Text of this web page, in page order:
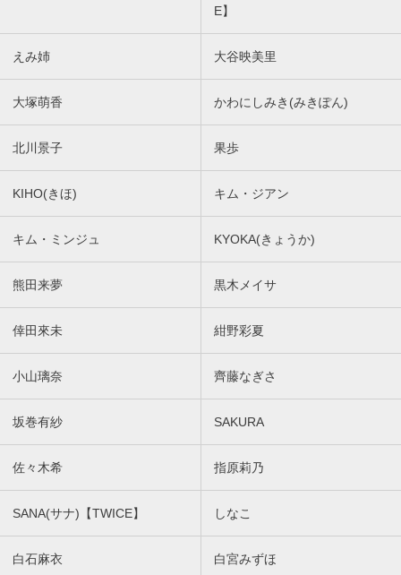
E】
えみ姉 大谷映美里
大塚萌香 かわにしみき(みきぽん)
北川景子 果歩
KIHO(きほ) キム・ジアン
キム・ミンジュ KYOKA(きょうか)
熊田来夢 黒木メイサ
倖田來未 紺野彩夏
小山璃奈 齊藤なぎさ
坂巻有紗 SAKURA
佐々木希 指原莉乃
SANA(サナ)【TWICE】 しなこ
白石麻衣 白宮みずほ